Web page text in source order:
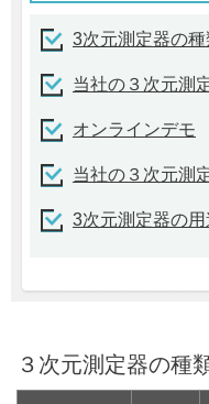
3次元測定器の種
当社の３次元測
オンラインデモ
当社の３次元測
3次元測定器の用
３次元測定器の種